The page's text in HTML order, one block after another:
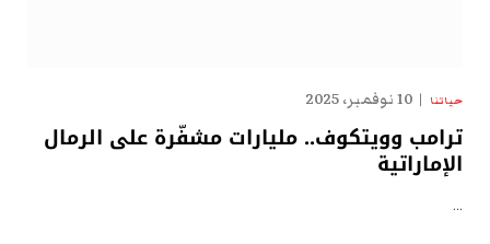
حياتنا 10 نوفمبر، 2025
ترامب وويتكوف.. مليارات مشفّرة على الرمال
الإماراتية
…